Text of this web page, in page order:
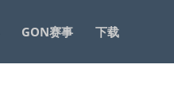
GON赛事 下载